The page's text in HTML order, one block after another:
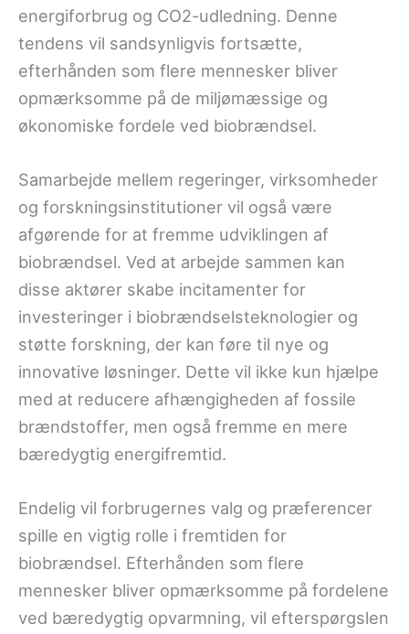
energiforbrug og CO2-udledning. Denne
tendens vil sandsynligvis fortsætte,
efterhånden som flere mennesker bliver
opmærksomme på de miljømæssige og
økonomiske fordele ved biobrændsel.
Samarbejde mellem regeringer, virksomheder
og forskningsinstitutioner vil også være
afgørende for at fremme udviklingen af
biobrændsel. Ved at arbejde sammen kan
disse aktører skabe incitamenter for
investeringer i biobrændselsteknologier og
støtte forskning, der kan føre til nye og
innovative løsninger. Dette vil ikke kun hjælpe
med at reducere afhængigheden af fossile
brændstoffer, men også fremme en mere
bæredygtig energifremtid.
Endelig vil forbrugernes valg og præferencer
spille en vigtig rolle i fremtiden for
biobrændsel. Efterhånden som flere
mennesker bliver opmærksomme på fordelene
ved bæredygtig opvarmning, vil efterspørgslen